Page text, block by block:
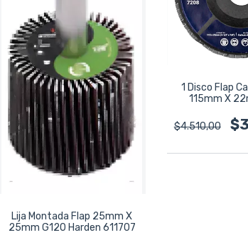
Lija Montada Flap 25mm X
25mm G120 Harden 611707
1 Disco Flap
115mm X
$4.510,00